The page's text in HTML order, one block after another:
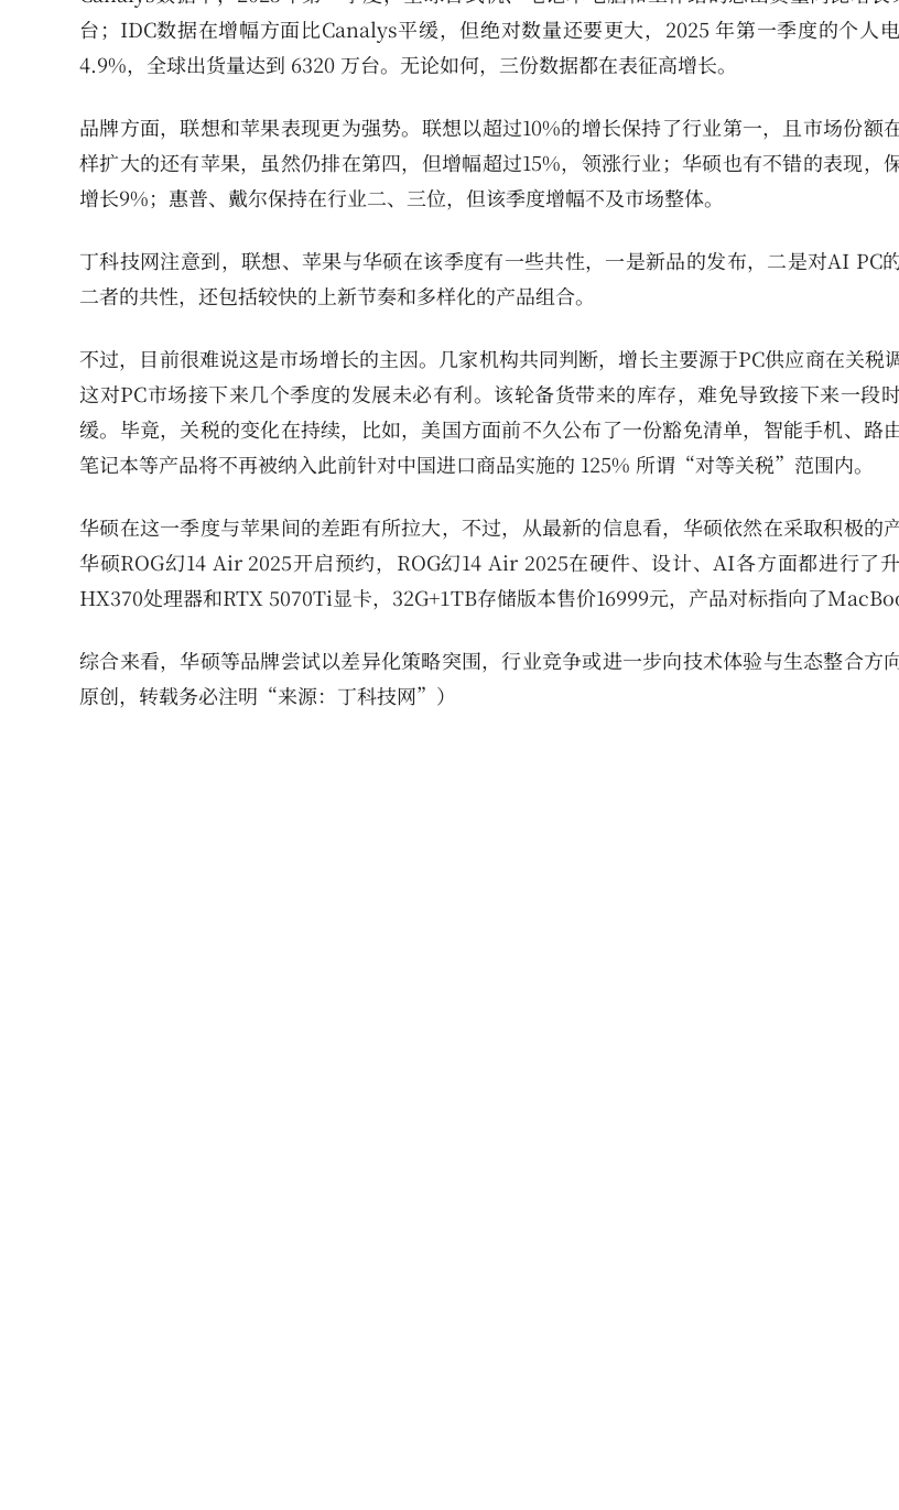
台；IDC数据在增幅方面比Canalys平缓，但绝对数量还要更大，2025 年第一季度的个人
4.9%，全球出货量达到 6320 万台。无论如何，三份数据都在表征高增长。
品牌方面，联想和苹果表现更为强势。联想以超过10%的增长保持了行业第一，且市场份额
样扩大的还有苹果，虽然仍排在第四，但增幅超过15%，领涨行业；华硕也有不错的表现，
增长9%；惠普、戴尔保持在行业二、三位，但该季度增幅不及市场整体。
丁科技网注意到，联想、苹果与华硕在该季度有一些共性，一是新品的发布，二是对AI PC
二者的共性，还包括较快的上新节奏和多样化的产品组合。
不过，目前很难说这是市场增长的主因。几家机构共同判断，增长主要源于PC供应商在关税
这对PC市场接下来几个季度的发展未必有利。该轮备货带来的库存，难免导致接下来一段
缓。毕竟，关税的变化在持续，比如，美国方面前不久公布了一份豁免清单，智能手机、路
笔记本等产品将不再被纳入此前针对中国进口商品实施的 125% 所谓“对等关税”范围内。
华硕在这一季度与苹果间的差距有所拉大，不过，从最新的信息看，华硕依然在采取积极的
华硕ROG幻14 Air 2025开启预约，ROG幻14 Air 2025在硬件、设计、AI各方面都进行了
HX370处理器和RTX 5070Ti显卡，32G+1TB存储版本售价16999元，产品对标指向了
综合来看，华硕等品牌尝试以差异化策略突围，行业竞争或进一步向技术体验与生态整合方
原创，转载务必注明“来源：丁科技网”）